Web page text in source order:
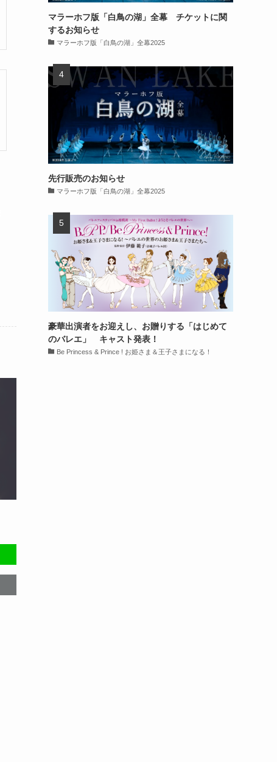
マラーホフ版「白鳥の湖」全幕 チケットに関
するお知らせ
マラーホフ版「白鳥の湖」全幕2025
先行販売のお知らせ
マラーホフ版「白鳥の湖」全幕2025
豪華出演者をお迎えし、お贈りする「はじめて
のバレエ」 キャスト発表！
Be Princess & Prince ! お姫さま＆王子さまになる！